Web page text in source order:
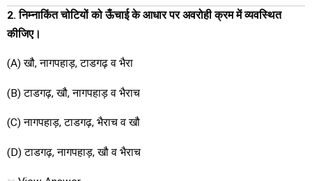
2. निम्नाकिंत चोटियों को ऊँचाई के आधार पर अवरोही क्रम में व्यवस्थित
कीजिए।
(A) खौ, नागपहाड़, टाडगढ़ व भैरा
(B) टाडगढ़, खौ, नागपहाड़ व भैराच
(C) नागपहाड़, टाडगढ़, भैराच व खौ
(D) टाडगढ़, नागपहाड़, खौ व भैराच